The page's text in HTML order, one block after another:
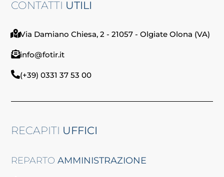
CONTATTI UTILI
Via Damiano Chiesa, 2 - 21057 - Olgiate Olona (VA)
info@fotir.it
(+39) 0331 37 53 00
RECAPITI UFFICI
REPARTOAMMINISTRAZIONE